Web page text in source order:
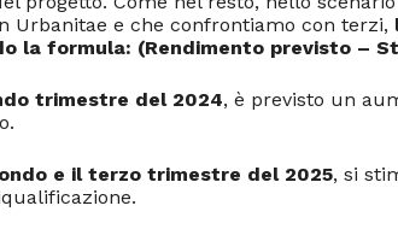
Urbanitae e che confrontiamo con terzi,
la formula: (Rendimento previsto –
trimestre del 2024, è previsto un
e il terzo trimestre del 2025, si